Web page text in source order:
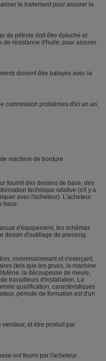
le traitement pour assurer la
de pétrole doit être épluché et
de résistance d'huile, pour assurer
doivent être balayés avec la
commission problèmes d'ici un an,
machine de bordure
fournit des dessins de base, des
technique relative (s'il y a
avec l'acheteur). L'acheteur
base.
d'équipement, les schémas
dessin d'outillage de pressing.
commissionnant et s'exerçant,
(tels que les grues, la machine
la découpeuse de meule,
travailleurs d'installation. La
qualification, caractéristiques
période de formation est d'un
et être produit par
ont fourni par l'acheteur